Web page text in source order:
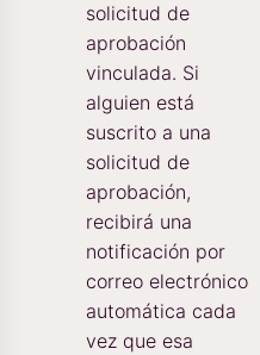
solicitud de
aprobación
vinculada. Si
alguien está
suscrito a una
solicitud de
aprobación,
recibirá una
notificación por
correo electrónico
automática cada
vez que esa